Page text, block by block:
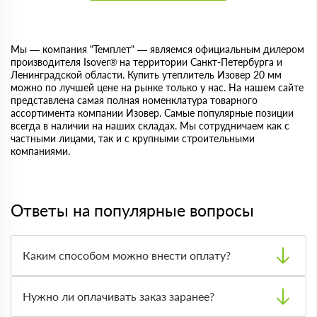
Мы — компания "Темплет" — являемся официальным дилером
производителя Isover® на территории Санкт-Петербурга и
Ленинградской области. Купить утеплитель Изовер 20 мм
можно по лучшей цене на рынке только у нас. На нашем сайте
представлена самая полная номенклатура товарного
ассортимента компании Изовер. Самые популярные позиции
всегда в наличии на наших складах. Мы сотрудничаем как с
частными лицами, так и с крупными строительными
компаниями.
Ответы на популярные вопросы
Каким способом можно внести оплату?
безналичным переводом. Удобный вариант фиксируется
при оформлении заказа с менеджером.
Нужно ли оплачивать заказ заранее?